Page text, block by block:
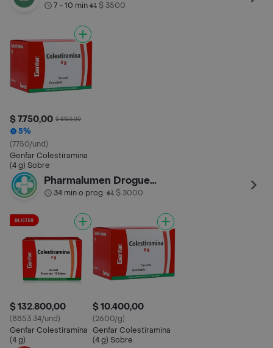
7 - 10 min• $ 3500
$ 7.750,00 $ 8.150,00
5%
(7750/und)
Genfar Colestiramina
(4 g) Sobre
Pharmalumen Drogueria Castellana
34 min o prog.• $ 3000
$ 132.800,00
(8853.34/und)
Genfar Colestiramina
(4 g)
$ 10.400,00
(2600/g)
Genfar Colestiramina
(4 g) Sobre